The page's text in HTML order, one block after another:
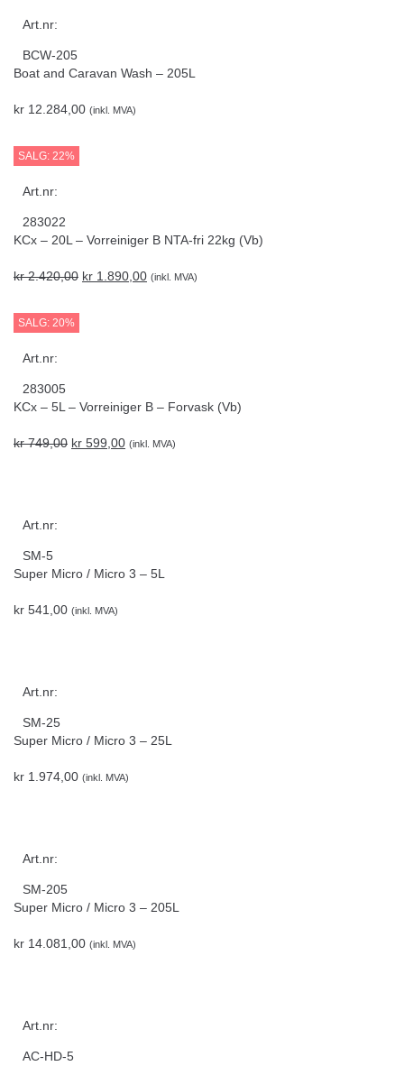
Art.nr:
BCW-205
Boat and Caravan Wash – 205L
kr 12.284,00 (inkl. MVA)
SALG: 22%
Art.nr:
283022
KCx – 20L – Vorreiniger B NTA-fri 22kg (Vb)
kr2.420,00 kr 1.890,00 (inkl. MVA)
SALG: 20%
Art.nr:
283005
KCx – 5L – Vorreiniger B – Forvask (Vb)
kr749,00 kr 599,00 (inkl. MVA)
Art.nr:
SM-5
Super Micro / Micro 3 – 5L
kr 541,00 (inkl. MVA)
Art.nr:
SM-25
Super Micro / Micro 3 – 25L
kr 1.974,00 (inkl. MVA)
Art.nr:
SM-205
Super Micro / Micro 3 – 205L
kr 14.081,00 (inkl. MVA)
Art.nr:
AC-HD-5